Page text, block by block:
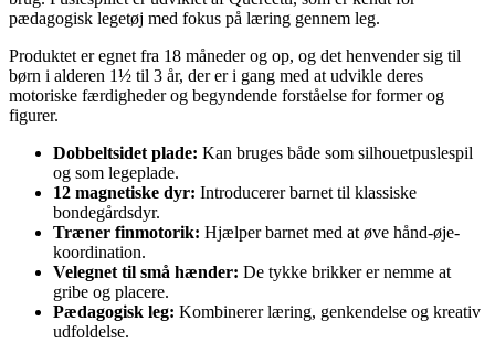
pædagogisk legetøj med fokus på læring gennem leg.
Produktet er egnet fra 18 måneder og op, og det henvender sig til
børn i alderen 1½ til 3 år, der er i gang med at udvikle deres
motoriske færdigheder og begyndende forståelse for former og
figurer.
Dobbeltsidet plade: Kan bruges både som silhouetpuslespil
og som legeplade.
12 magnetiske dyr: Introducerer barnet til klassiske
bondegårdsdyr.
Træner finmotorik: Hjælper barnet med at øve hånd-øje-
koordination.
Velegnet til små hænder: De tykke brikker er nemme at
gribe og placere.
Pædagogisk leg: Kombinerer læring, genkendelse og kreativ
udfoldelse.